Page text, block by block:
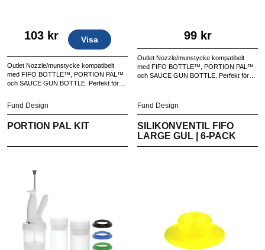
103 kr Visa
Outlet Nozzle/munstycke kompatibelt
med FIFO BOTTLE™, PORTION PAL™
och SAUCE GUN BOTTLE. Perfekt för
Levereras i 6-pack.
99 kr
Outlet Nozzle/munstycke kompatibelt
med FIFO BOTTLE™, PORTION PAL™
och SAUCE GUN BOTTLE. Perfekt för
Levereras i 6-pack.
Fund Design
PORTION PAL KIT
Fund Design
SILIKONVENTIL FIFO
LARGE GUL | 6-PACK